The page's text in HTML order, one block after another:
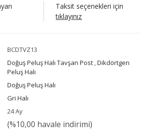
Taksit seçenekleri için
tıklayınız
BCDTVZ13
Doğuş Peluş Halı Tavşan Post ,Dikdörtgen
Peluş Halı
Doğuş Peluş Halı
Gri Halı
24 Ay
(%10,00 havale indirimi)